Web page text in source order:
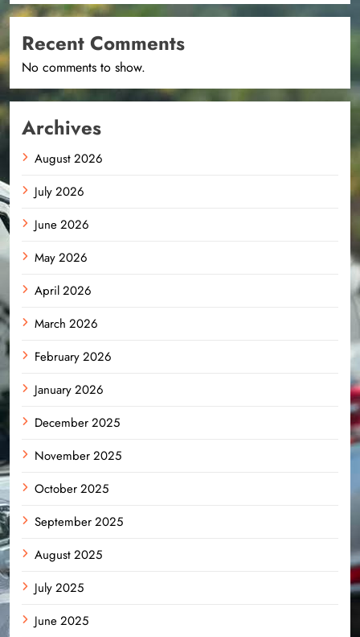
Recent Comments
No comments to show.
Archives
August 2026
July 2026
June 2026
May 2026
April 2026
March 2026
February 2026
January 2026
December 2025
November 2025
October 2025
September 2025
August 2025
July 2025
June 2025